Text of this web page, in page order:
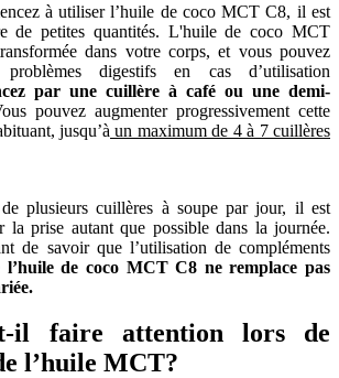
à utiliser l’huile de coco MCT C8, il est
de petites quantités. L'huile de coco MCT
dans votre corps, et vous pouvez
digestifs en cas d’utilisation
par une cuillère à café ou une demi-
pouvez augmenter progressivement cette
jusqu’à un maximum de 4 à 7 cuillères
plusieurs cuillères à soupe par jour, il est
la prise autant que possible dans la journée.
de savoir que l’utilisation de compléments
l’huile de coco MCT C8 ne remplace pas
il faire attention lors de
l’huile MCT?